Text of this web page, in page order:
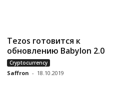
Tezos готовится к
обновлению Babylon 2.0
Cryptocurrency
Saffron - 18.10.2019